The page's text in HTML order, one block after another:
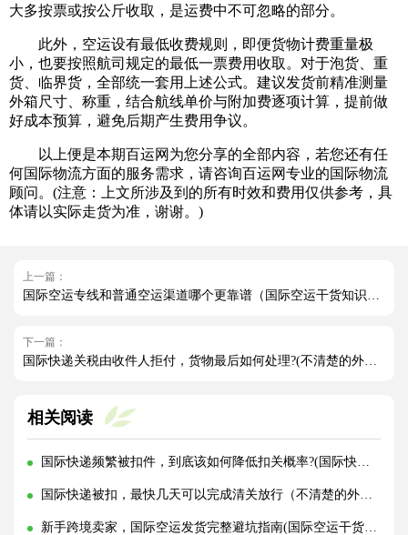
大多按票或按公斤收取，是运费中不可忽略的部分。
此外，空运设有最低收费规则，即便货物计费重量极
小，也要按照航司规定的最低一票费用收取。对于泡货、重
货、临界货，全部统一套用上述公式。建议发货前精准测量
外箱尺寸、称重，结合航线单价与附加费逐项计算，提前做
好成本预算，避免后期产生费用争议。
以上便是本期百运网为您分享的全部内容，若您还有任
何国际物流方面的服务需求，请咨询百运网专业的国际物流
顾问。(注意：上文所涉及到的所有时效和费用仅供参考，具
体请以实际走货为准，谢谢。)
上一篇：
国际空运专线和普通空运渠道哪个更靠谱（国际空运干货知识分享）
下一篇：
国际快递关税由收件人拒付，货物最后如何处理?(不清楚的外贸人看过来)
相关阅读
国际快递频繁被扣件，到底该如何降低扣关概率?(国际快递干货知识分享)
国际快递被扣，最快几天可以完成清关放行（不清楚的外贸人看过来）
新手跨境卖家，国际空运发货完整避坑指南(国际空运干货知识分享)